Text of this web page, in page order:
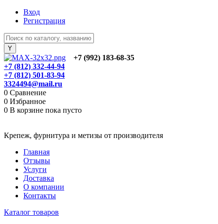
Вход
Регистрация
+7 (992) 183-68-35
+7 (812) 332-44-94
+7 (812) 501-83-94
3324494@mail.ru
0 Сравнение
0 Избранное
0 В корзине пока пусто
Крепеж, фурнитура и метизы от производителя
Главная
Отзывы
Услуги
Доставка
О компании
Контакты
Каталог товаров